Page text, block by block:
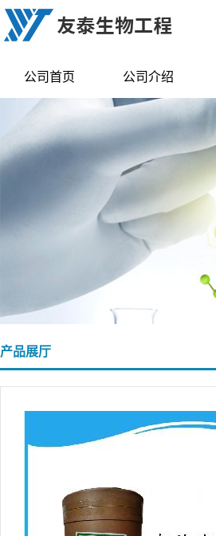
公司首页 公司介绍
产品展厅